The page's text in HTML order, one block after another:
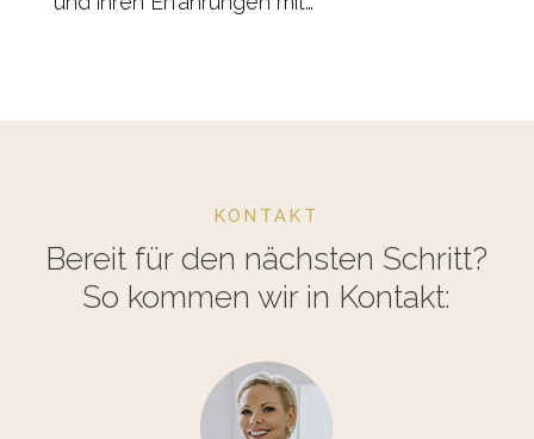
KONTAKT
Bereit für den nächsten Schritt?
So kommen wir in Kontakt: